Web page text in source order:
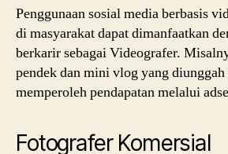
Penggunaan sosial media berbasis
di masyarakat dapat dimanfaatkan
berkarir sebagai Videografer.
pendek dan mini vlog yang
memperoleh pendapatan melalui
Fotografer Komersial